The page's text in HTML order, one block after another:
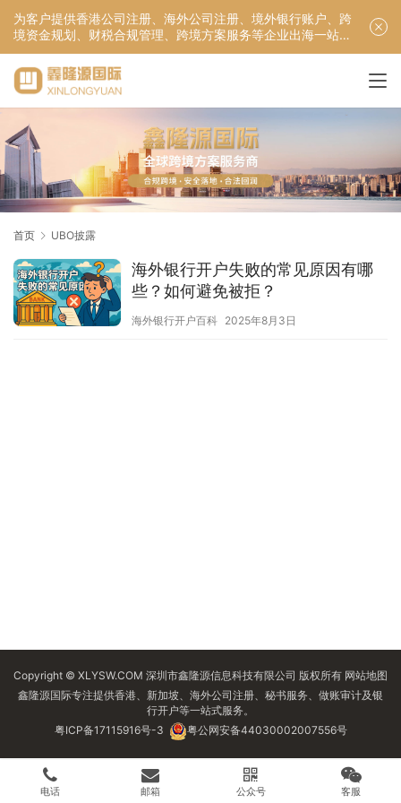
为客户提供香港公司注册、海外公司注册、境外银行账户、跨
境资金规划、财税合规管理、跨境方案服务等企业出海一站式
服务！
首页 UBO披露
海外银行开户失败的常见原因有哪
些？如何避免被拒？
海外银行开户百科 2025年8月3日
Copyright © XLYSW.COM 深圳市鑫隆源信息科技有限公司 版权所有 网站地图
鑫隆源国际专注提供香港、新加坡、海外公司注册、秘书服务、做账审计及银
行开户等一站式服务。
粤ICP备17115916号-3
粤公网安备44030002007556号
电话 邮箱 公众号 客服